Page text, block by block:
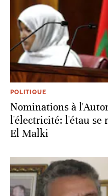
POLITIQUE
Nominations à
l'électricité: l'étau se
El Malki